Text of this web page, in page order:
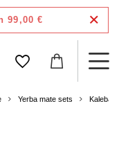
99,00 €
Yerba mate sets Kalebas